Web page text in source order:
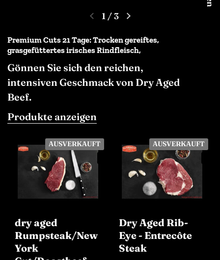
1 /3
Premium Cuts 21 Tage: Trocken gereiftes,
grasgefüttertes irisches Rindfleisch,
Gönnen Sie sich den reichen,
intensiven Geschmack von Dry Aged
Beef.
Produkte anzeigen
dry aged
Rumpsteak/New
York
AUSVERKAUFT
Dry Aged Rib-
Eye - Entrecôte
Steak
AUSVERKAUFT